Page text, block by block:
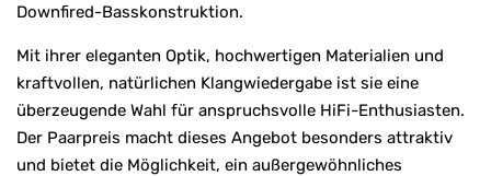
Downfired-Basskonstruktion.
Mit ihrer eleganten Optik, hochwertigen Materialien und
kraftvollen, natürlichen Klangwiedergabe ist sie eine
überzeugende Wahl für anspruchsvolle HiFi-Enthusiasten.
Der Paarpreis macht dieses Angebot besonders attraktiv
und bietet die Möglichkeit, ein außergewöhnliches